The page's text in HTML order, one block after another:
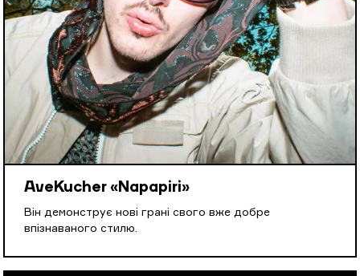
AveKucher «Napapiri»
Він демонструє нові грані свого вже добре
впізнаваного стилю.